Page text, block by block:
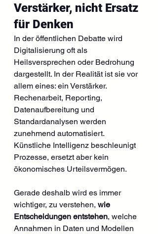
Verstärker, nicht Ersatz
für Denken
In der öffentlichen Debatte wird
Digitalisierung oft als
Heilsversprechen oder Bedrohung
dargestellt. In der Realität ist sie vor
allem eines: ein Verstärker.
Rechenarbeit, Reporting,
Datenaufbereitung und
Standardanalysen werden
zunehmend automatisiert.
Künstliche Intelligenz beschleunigt
Prozesse, ersetzt aber kein
ökonomisches Urteilsvermögen.
Gerade deshalb wird es immer
wichtiger, zu verstehen, wie
Entscheidungen entstehen, welche
Annahmen in Daten und Modellen